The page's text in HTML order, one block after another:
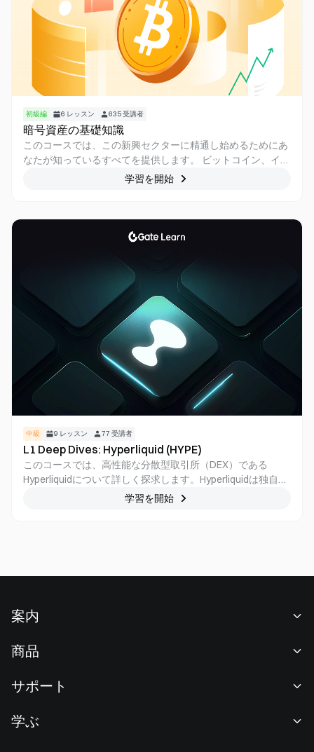
初級編 6 レッスン 635受講者
暗号資産の基礎知識
このコースでは、この新興セクターに精通し始めるためにあ
なたが知っているすべてを提供します。 ビットコイン、イー
サリアム、ブロックチェーン、暗号、マイニングなどの用語
学習を開始
中級 9 レッスン 77 受講者
L1 Deep Dives: Hyperliquid (HYPE)
このコースでは、高性能な分散型取引所（DEX）である
Hyperliquidについて詳しく探求します。Hyperliquidは独自の
Layer 1ブロックチェーン上に構築されています。このコース
学習を開始
案内
ニュースルーム
F1 Oracle Red Bull Racing 公式スポンサー
商品
現物取引
サポート
学ぶ